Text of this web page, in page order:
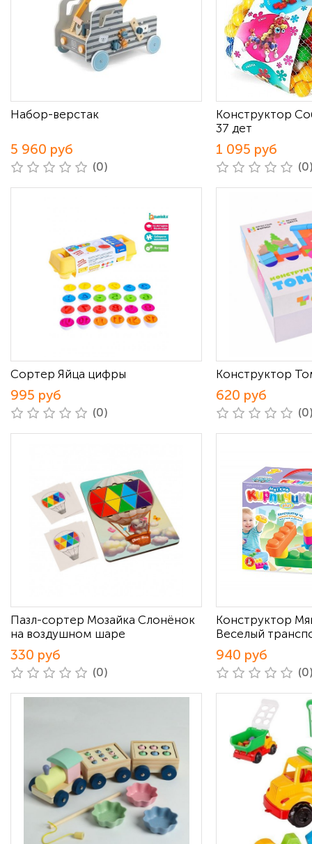
Набор-верстак
5 960 руб
(0)
Конструктор
37 дет
1 095 руб
Сортер Яйца цифры
995 руб
(0)
Конструктор
620 руб
Пазл-сортер Мозайка Слонёнок
на воздушном шаре
330 руб
(0)
Конструктор
Веселый
940 руб